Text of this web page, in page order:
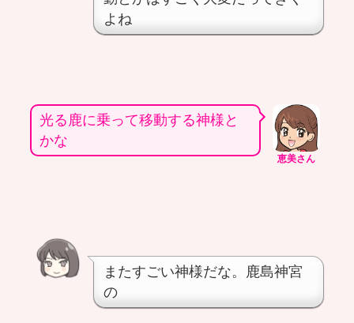
よね
恵美さん
光る鹿に乗って移動する神様と
かな
またすごい神様だな。鹿島神宮
の